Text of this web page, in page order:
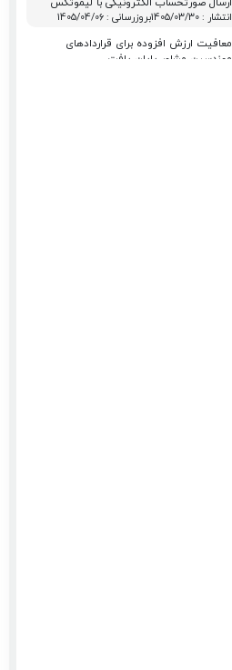
انتشار : 1405/03/30 بروزرسانی : 1405/04/06
معافیت ارزش افزوده برای قراردادهای
مهندسین مشاور پایان یافت